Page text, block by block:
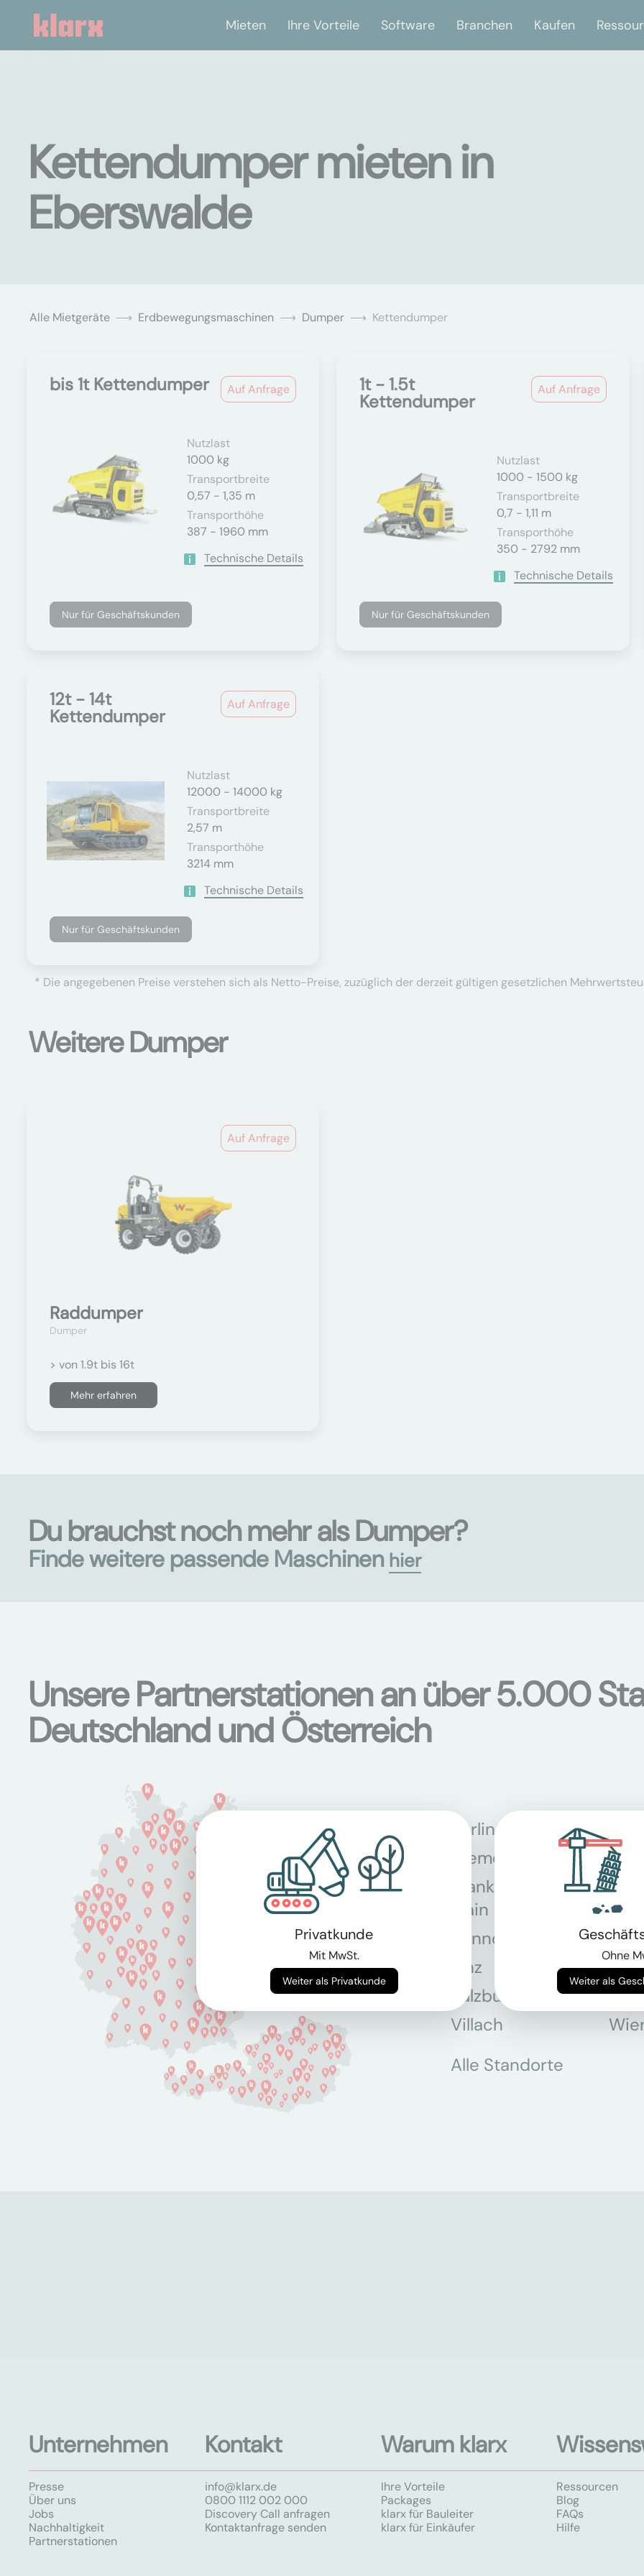
Mieten Ihre Vorteile Software Branchen Kaufen
Kettendumper mieten in
Eberswalde
Alle Mietgeräte Erdbewegungsmaschinen Dumper Kettendumper
Auf Anfrage
bis 1t Kettendumper
Nutzlast
1000 kg
Transportbreite
0,57 - 1,35 m
Transporthöhe
387 - 1960 mm
Technische Details
Nur für Geschäftskunden
Auf Anfrage
1t - 1.5t
Kettendumper
Nutzlast
1000 - 1500 kg
Transportbreite
0,7 - 1,11 m
Transporthöhe
350 - 2792 mm
Technische Details
Nur für Geschäftskunden
Auf Anfrage
12t - 14t
Kettendumper
Nutzlast
12000 - 14000 kg
Transportbreite
2,57 m
Transporthöhe
3214 mm
Technische Details
Nur für Geschäftskunden
* Die angegebenen Preise verstehen sich als Netto-Preise, zuzüglich der derzeit gültigen gesetzlichen
Weitere Dumper
Auf Anfrage
Raddumper
Dumper
> von 1.9t bis 16t
Mehr erfahren
Du brauchst noch mehr als Dumper?
Finde weitere passende Maschinen hier
Unsere Partnerstationen an über 5.000
Deutschland und Österreich
Berlin
Bremen
Frankfurt am
Main
Hannover
Köln
Linz
Salzburg
Villach
Alle Standorte
Unternehmen
Presse
Über uns
Jobs
Nachhaltigkeit
Partnerstationen
Kontakt
info@klarx.de
0800 1112 002 000
Discovery Call anfragen
Kontaktanfrage senden
Warum klarx
Ihre Vorteile
Packages
klarx für Bauleiter
klarx für Einkäufer
Ressourcen
Blog
FAQs
Hilfe
Privatkunde
Mit MwSt.
Weiter als Privatkunde
Ohne
Weiter als